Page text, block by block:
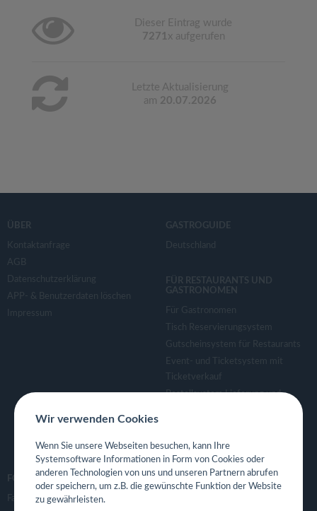
Dieser Eintrag wurde
7271 x aufgerufen
Letzte Aktualisierung
am 20.07.2026
ÜBER
Kontaktanfrage
AGB
Datenschutzerklärung
APP- & Benutzerdaten löschen
Impressum
GASTROGUIDE
Deutschland
FÜR RESTAURANTS UND
GASTRONOMEN
Für Gastronomen
Tisch Reservierungsystem
Gutscheinsystem für Restaurants
Event- und Ticketsystem mit
Ticketverkauf
Bestellsystem Lieferung und
Eigene App für Restaurant
FOLGE UNS
Facebook
Wir verwenden Cookies
Wenn Sie unsere Webseiten besuchen, kann Ihre
Systemsoftware Informationen in Form von Cookies oder
anderen Technologien von uns und unseren Partnern abrufen
oder speichern, um z.B. die gewünschte Funktion der Website
zu gewährleisten.